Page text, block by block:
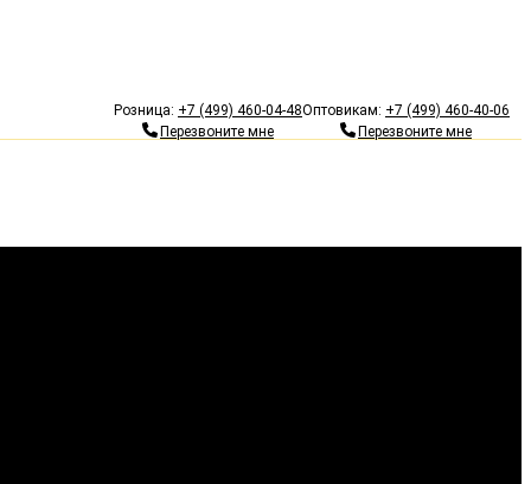
Оптовикам: +7 (499) 460-40-06
Перезвоните мне
Розница: +7 (499) 460-04-48
Перезвоните мне